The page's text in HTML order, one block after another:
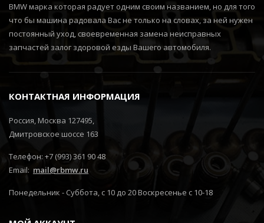
BMW марка которая радует одним своим названием, но для того
что бы машина радовала Вас не только на словах, за ней нужен
постоянный уход, своевременная замена неисправных
запчастей залог здоровой езды Вашего автомобиля.
КОНТАКТНАЯ ИНФОРМАЦИЯ
Россия, Москва 127495,
Дмитровское шоссе 163
Телефон: +7 (993) 361 90 48
Email: mail@rbmw.ru
Понедельник - Суббота, с 10 до 20 Воскресенье с 10-18